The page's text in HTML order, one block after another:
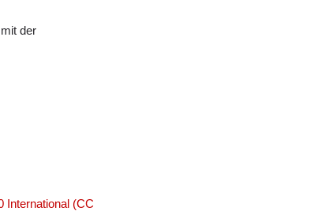
der
International (CC